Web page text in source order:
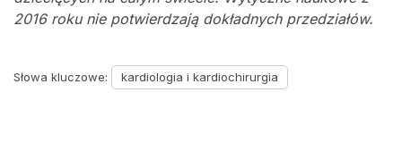
2016 roku nie potwierdzają dokładnych przedziałów.
Słowa kluczowe: kardiologia i kardiochirurgia